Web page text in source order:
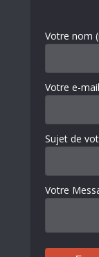
Votre nom
Votre e-
Sujet de
Votre